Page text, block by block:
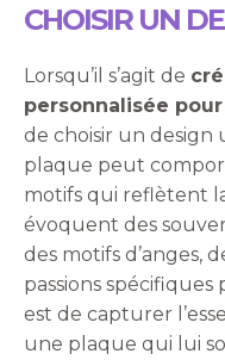
CHOISIR UN
Lorsqu’il s’agit de
personnalisée
de choisir un design
plaque peut
motifs qui reflètent
évoquent des
des motifs d’anges,
passions
est de capturer
une plaque qui lui